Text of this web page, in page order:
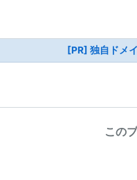
[PR] 独自ドメ
この